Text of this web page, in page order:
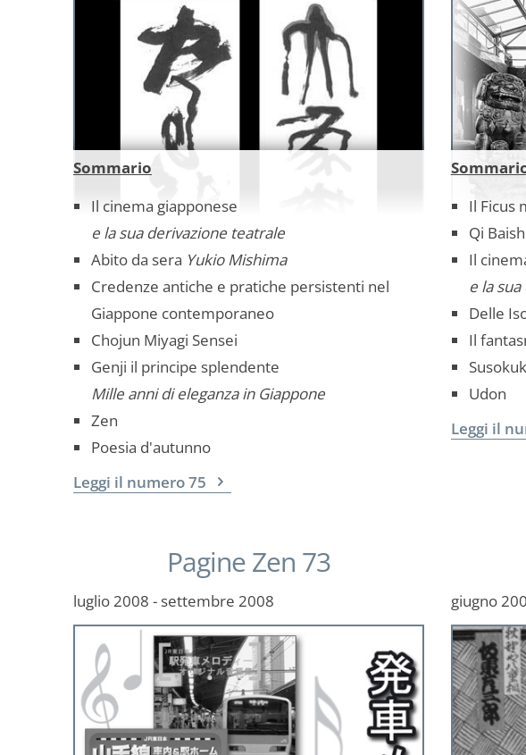
Sommario
Il cinema giapponese
e la sua derivazione teatrale
Abito da sera Yukio Mishima
Credenze antiche e pratiche persistenti nel
Giappone contemporaneo
Chojun Miyagi Sensei
Genji il principe splendente
Mille anni di eleganza in Giappone
Zen
Poesia d'autunno
Leggi il numero 75
Il Ficus
Qi
Il
e la
Delle
Il
Udon
Leggi il
Pagine Zen 73
luglio 2008 - settembre 2008 giugno